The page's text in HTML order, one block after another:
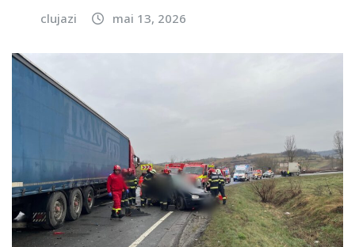
clujazi mai 13, 2026